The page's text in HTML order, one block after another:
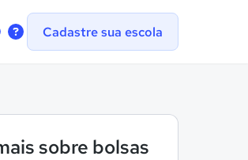
Contate-Cadastre sua escola
sobre bolsas